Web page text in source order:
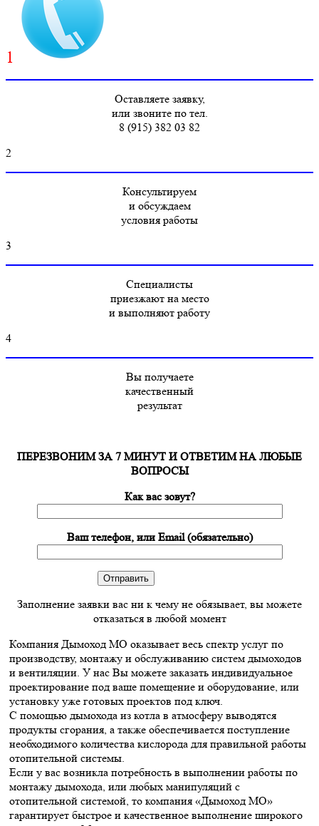
1
Оставляете заявку,
или звоните по тел.
8 (915) 382 03 82
2
Консультируем
и обсуждаем
условия работы
3
Специалисты
приезжают на место
и выполняют работу
4
Вы получаете
качественный
результат
ПЕРЕЗВОНИМ ЗА 7 МИНУТ И ОТВЕТИМ НА ЛЮБЫЕ
ВОПРОСЫ
Как вас зовут?
Ваш телефон, или Email (обязательно)
Заполнение заявки вас ни к чему не обязывает, вы можете
отказаться в любой момент
Компания Дымоход МО оказывает весь спектр услуг по
производству, монтажу и обслуживанию систем дымоходов
и вентиляции. У нас Вы можете заказать индивидуальное
проектирование под ваше помещение и оборудование, или
установку уже готовых проектов под ключ.
С помощью дымохода из котла в атмосферу выводятся
продукты сгорания, а также обеспечивается поступление
необходимого количества кислорода для правильной работы
отопительной системы.
Если у вас возникла потребность в выполнении работы по
монтажу дымохода, или любых манипуляций с
отопительной системой, то компания «Дымоход МО»
гарантирует быстрое и качественное выполнение широкого